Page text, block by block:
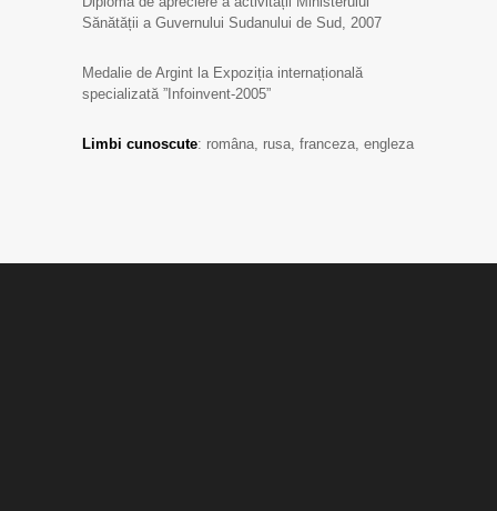
Sănătății a Guvernului Sudanului de Sud, 2007
Medalie de Argint la Expoziția internațională
specializată ”Infoinvent-2005”
Limbi cunoscute: româna, rusa, franceza, engleza